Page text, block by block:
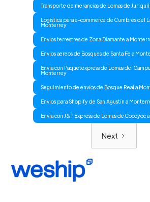
Transporte de merancias de Lomas de
Logistica para e-commerce de Cumbres del
Monterrey
Envios terrestres de Zona Diamante a
Envios aereos de Bosques de Santa Fe a
Envia con Paquetexpress de Lomas del
Monterrey
Seguimiento de envíos de Bosque Real a
Envios para Shopify de San Agustín a
Envia con J&T Express de Lomas de Cocoyoc
Next